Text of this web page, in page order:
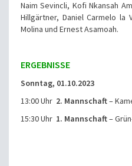
Naim Sevincli, Kofi Nkansah
Hillgärtner, Daniel Carmelo la
Molina und Ernest Asamoah.
ERGEBNISSE
Sonntag, 01.10.2023
13:00 Uhr 2. Mannschaft–
15:30 Uhr 1. Mannschaft–